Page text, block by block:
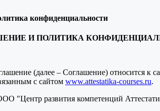
конфиденциальности
И ПОЛИТИКА
(далее – Соглашение) относится
с сайтом www.attestatika-courses.ru.
"Центр развития компетенций